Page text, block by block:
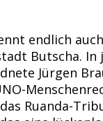
endlich
Butscha.
Jürgen
Ruanda-